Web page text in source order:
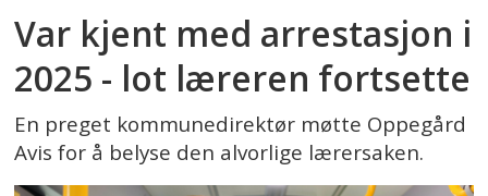
Var kjent med arrestasjon i
2025 - lot læreren fortsette
En preget kommunedirektør møtte Oppegård
Avis for å belyse den alvorlige lærersaken.